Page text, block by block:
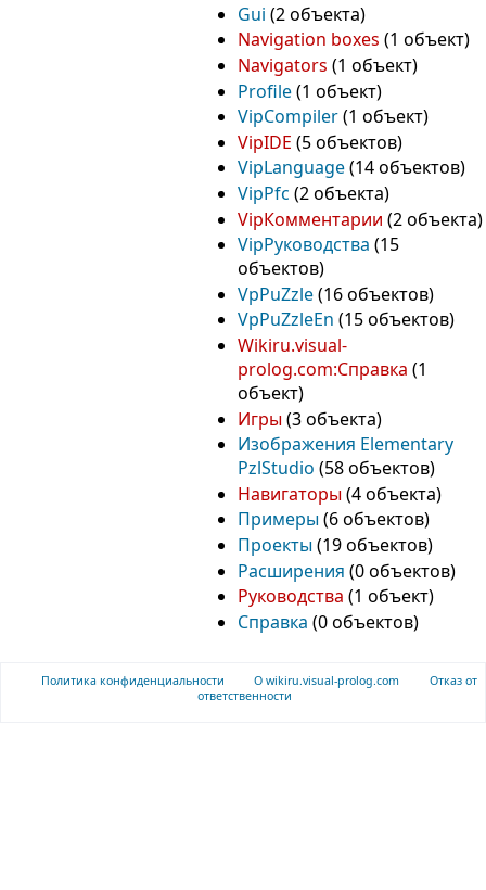
Gui ‏‎ (2 объекта)
Navigation boxes ‏‎ (1 объект)
Navigators ‏‎ (1 объект)
Profile‏‎ (1 объект)
VipCompiler‏‎ (1 объект)
VipIDE ‏‎ (5 объектов)
VipLanguage‏‎ (14 объектов)
VipPfc ‏‎ (2 объекта)
VipКомментарии ‏‎ (2 объекта)
VipРуководства
объектов)
VpPuZzle‏‎ (16 объектов)
VpPuZzleEn ‏‎ (15 объектов)
Wikiru.visual-
prolog.com:Справка
объект)
Игры‏‎ (3 объекта)
Изображения Elementary
PzlStudio ‏‎ (58 объектов)
Навигаторы‏‎ (4 объекта)
Примеры‏‎ (6 объектов)
Проекты‏‎ (19 объектов)
Расширения ‏‎ (0 объектов)
Руководства ‏‎ (1 объект)
Справка ‏‎ (0 объектов)
Политика конфиденциальности О wikiru.visual-prolog.com
Отказ от
ответственности